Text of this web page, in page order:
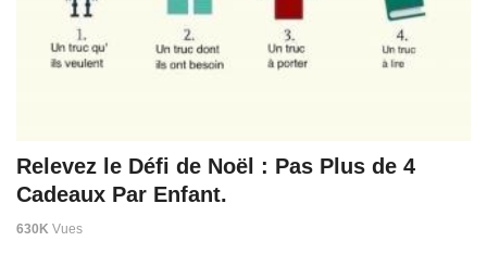
Relevez le Défi de Noël : Pas Plus de 4
Cadeaux Par Enfant.
630K Vues